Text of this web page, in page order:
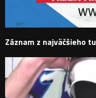
Záznam z najväčšieho